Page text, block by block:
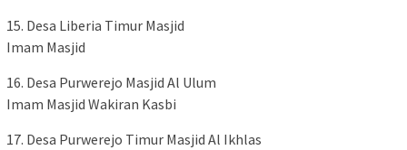
15. Desa Liberia Timur Masjid
Imam Masjid
16. Desa Purwerejo Masjid Al Ulum
Imam Masjid Wakiran Kasbi
17. Desa Purwerejo Timur Masjid Al Ikhlas